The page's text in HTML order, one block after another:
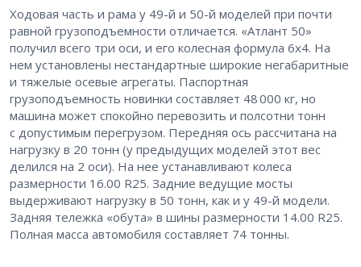
Ходовая часть и рама у 49-й и 50-й моделей при почти
равной грузоподъемности отличается. «Атлант 50»
получил всего три оси, и его колесная формула 6х4. На
нем установлены нестандартные широкие негабаритные
и тяжелые осевые агрегаты. Паспортная
грузоподъемность новинки составляет 48 000 кг, но
машина может спокойно перевозить и полсотни тонн
с допустимым перегрузом. Передняя ось рассчитана на
нагрузку в 20 тонн (у предыдущих моделей этот вес
делился на 2 оси). На нее устанавливают колеса
размерности 16.00 R25. Задние ведущие мосты
выдерживают нагрузку в 50 тонн, как и у 49-й модели.
Задняя тележка «обута» в шины размерности 14.00 R25.
Полная масса автомобиля составляет 74 тонны.